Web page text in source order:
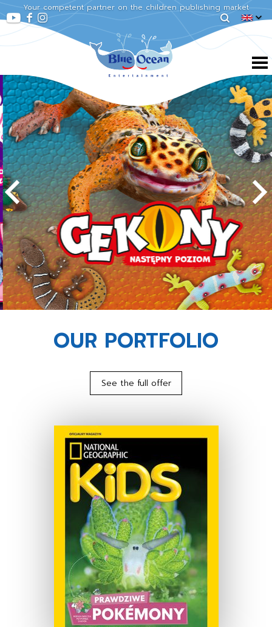
Your competent partner on the children publishing market
OUR PORTFOLIO
See the full offer